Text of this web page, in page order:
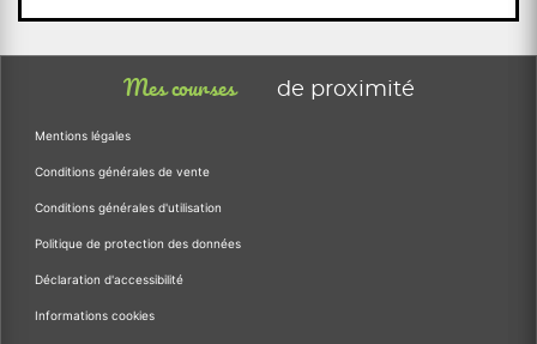
Mes courses de proximité
Mentions légales
Conditions générales de vente
Conditions générales d'utilisation
Politique de protection des données
Déclaration d'accessibilité
Informations cookies